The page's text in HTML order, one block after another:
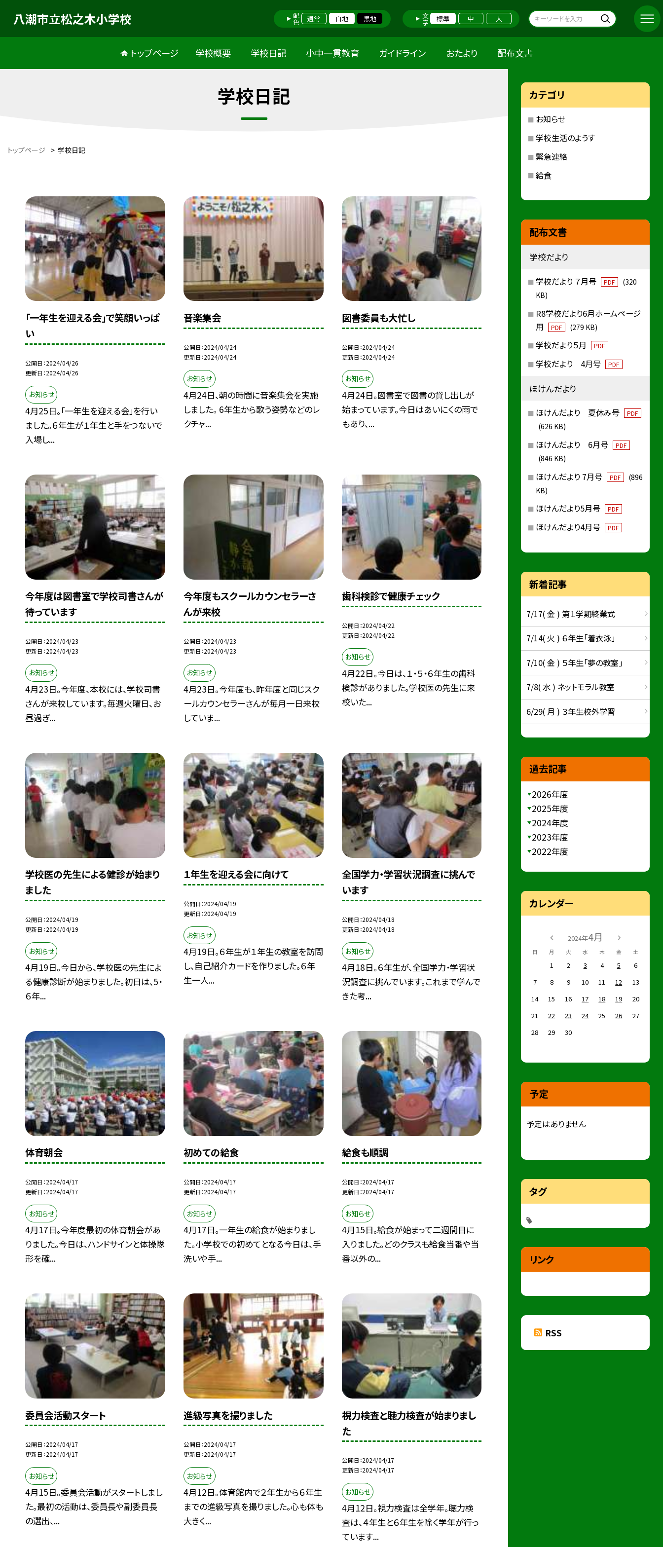
八潮市立松之木小学校 配色 通常 白地 黒地 文字 標準 中 大
トップページ 学校概要 学校日記 小中一貫教育 ガイドライン おたより 配布文書
学校日記
トップページ > 学校日記
「一年生を迎える会」で笑顔いっぱ
い
公開日 2024/04/26
更新日 2024/04/26
お知らせ
4月25日。「一年生を迎える会」を行い
ました。６年生が１年生と手をつないで
入場し...
音楽集会
公開日 2024/04/24
更新日 2024/04/24
お知らせ
4月24日、朝の時間に音楽集会を実施
しました。 6年生から歌う姿勢などのレ
クチャ...
図書委員も大忙し
公開日 2024/04/24
更新日 2024/04/24
お知らせ
4月24日。図書室で図書の貸し出しが
始まっています。今日はあいにくの雨で
もあり、...
今年度は図書室で学校司書さんが
待っています
公開日 2024/04/23
更新日 2024/04/23
お知らせ
4月23日。今年度、本校には、学校司書
さんが来校しています。毎週火曜日、お
昼過ぎ...
今年度もスクールカウンセラーさ
んが来校
公開日 2024/04/23
更新日 2024/04/23
お知らせ
4月23日。今年度も、昨年度と同じスク
ールカウンセラーさんが毎月一日来校
していま...
歯科検診で健康チェック
公開日 2024/04/22
更新日 2024/04/22
お知らせ
4月22日。今日は、１・５・６年生の歯科
検診がありました。学校医の先生に来
校いた...
学校医の先生による健診が始まり
ました
公開日 2024/04/19
更新日 2024/04/19
お知らせ
4月19日。今日から、学校医の先生によ
る健康診断が始まりました。初日は、5・
６年...
１年生を迎える会に向けて
公開日 2024/04/19
更新日 2024/04/19
お知らせ
4月19日。６年生が１年生の教室を訪問
し、自己紹介カードを作りました。６年
生一人...
全国学力・学習状況調査に挑んで
います
公開日 2024/04/18
更新日 2024/04/18
お知らせ
4月18日。６年生が、全国学力・学習状
況調査に挑んでいます。これまで学んで
きた考...
体育朝会
公開日 2024/04/17
更新日 2024/04/17
お知らせ
4月17日。今年度最初の体育朝会があ
りました。今日は、ハンドサインと体操隊
形を確...
初めての給食
公開日 2024/04/17
更新日 2024/04/17
お知らせ
4月17日。一年生の給食が始まりまし
た。小学校での初めてとなる今日は、手
洗いや手...
給食も順調
公開日 2024/04/17
更新日 2024/04/17
お知らせ
4月15日。給食が始まって二週間目に
入りました。どのクラスも給食当番や当
番以外の...
委員会活動スタート
公開日 2024/04/17
更新日 2024/04/17
お知らせ
4月15日。委員会活動がスタートしまし
た。最初の活動は、委員長や副委員長
の選出、...
進級写真を撮りました
公開日 2024/04/17
更新日 2024/04/17
お知らせ
4月12日。体育館内で２年生から６年生
までの進級写真を撮りました。心も体も
大きく...
視力検査と聴力検査が始まりまし
た
公開日 2024/04/17
更新日 2024/04/17
お知らせ
4月12日。視力検査は全学年。聴力検
査は、４年生と６年生を除く学年が行っ
ています...
カテゴリ
お知らせ
学校生活のようす
緊急連絡
給食
配布文書
学校だより
学校だより ７月号 PDF
(320
KB)
R8学校だより6月ホームページ
用
PDF (279 KB)
学校だより５月 PDF
学校だより 4月号 PDF
ほけんだより
ほけんだより 夏休み号 PDF
(626 KB)
ほけんだより 6月号 PDF
(846 KB)
ほけんだより 7月号 PDF
(896
KB)
ほけんだより5月号 PDF
ほけんだより4月号 PDF
新着記事
7/17( 金 ) 第１学期終業式
7/14( 火 ) ６年生「着衣泳」
7/10( 金 ) ５年生「夢の教室」
7/8( 水 ) ネットモラル教室
6/29( 月 ) ３年生校外学習
過去記事
2026年度
2025年度
2024年度
2023年度
2022年度
カレンダー
2024年4月
日 月 火 水 木 金 土
1 2 3 4 5
6
7
8 9 10 11 12
13
14
15 16 17 18 19
20
21
22 23 24 25 26
27
28
29 30
予定
予定はありません
タグ
リンク
RSS